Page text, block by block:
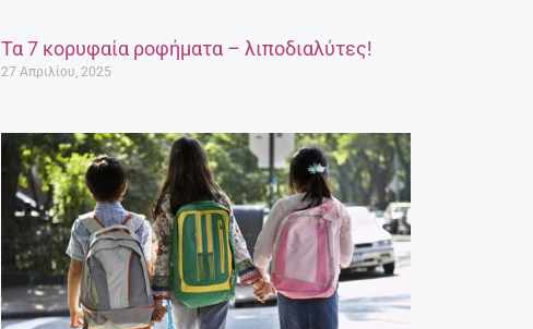
Τα 7 κορυφαία ροφήματα – λιποδιαλύτες!
27 Απριλίου, 2025